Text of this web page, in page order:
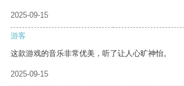
2025-09-15
游客
这款游戏的音乐非常优美，听了让人心旷神怡。
2025-09-15